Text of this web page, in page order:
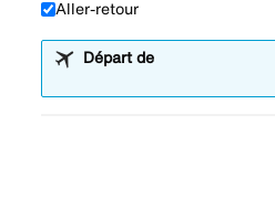
Aller-retour
Départ de